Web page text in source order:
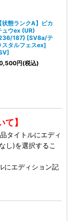
【状態ランクA】ピカ
ュウex (UR)
187} [SV8a/テ
スタルフェスex]
円(税込)
】
タイトルにエディ
し)を選択するこ
にエディション記